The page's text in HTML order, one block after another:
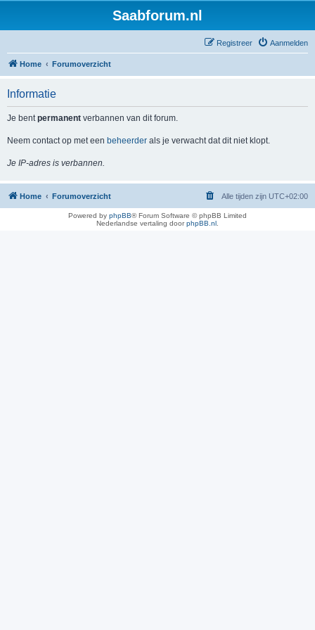
Saabforum.nl
Aanmelden
Registreer
Home Forumoverzicht
Informatie
Je bentpermanent verbannen van dit forum.
Neem contact op met een beheerder als je verwacht dat dit niet klopt.
Je IP-adres is verbannen.
Home Forumoverzicht Alle tijden zijn UTC+02:00
Powered by phpBB® Forum Software © phpBB Limited
Nederlandse vertaling doorphpBB.nl